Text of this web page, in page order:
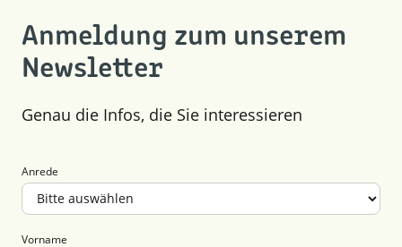
Anmeldung zum unserem
Newsletter
Genau die Infos, die Sie interessieren
Anrede
Vorname